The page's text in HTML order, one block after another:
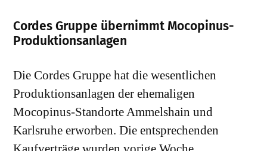
Cordes Gruppe übernimmt Mocopinus-
Produktionsanlagen
Die Cordes Gruppe hat die wesentlichen
Produktionsanlagen der ehemaligen
Mocopinus-Standorte Ammelshain und
Karlsruhe erworben. Die entsprechenden